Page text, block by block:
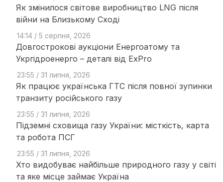
Як змінилося світове виробництво LNG після
війни на Близькому Сході
14:14 / 5 серпня, 2026
Довгострокові аукціони Енергоатому та
Укргідроенерго – деталі від ExPro
23:55 / 31 липня, 2026
Як працює українська ГТС після повної зупинки
транзиту російського газу
23:55 / 31 липня, 2026
Підземні сховища газу України: місткість, карта
та робота ПСГ
23:55 / 31 липня, 2026
Хто видобуває найбільше природного газу у світі
та яке місце займає Україна